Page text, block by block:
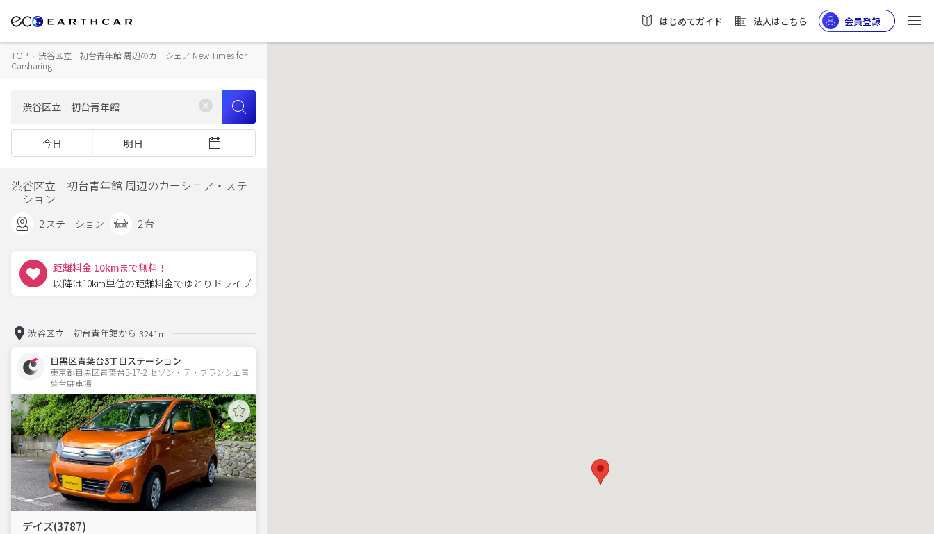
はじめてガイド 法人はこちら 会員登録
TOP › 渋谷区立 初台青年館 周辺のカーシェア New Times for
Carsharing
今日 明日
渋谷区立 初台青年館 周辺のカーシェア・ステ
ーション
2 ステーション 2 台
距離料金 10kmまで無料！
以降は10km単位の距離料金でゆとりドライブ
渋谷区立 初台青年館から 3241m
目黒区青葉台3丁目ステーション
東京都目黒区青葉台3-17-2 セゾン・デ・ブランシェ青
葉台駐車場
デイズ(3787)